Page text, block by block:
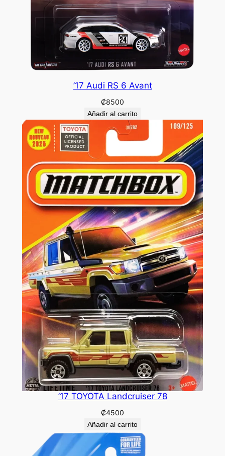
’17 Audi RS 6 Avant
₡8500
Añadir al carrito
’17 TOYOTA Landcruiser 78
₡4500
Añadir al carrito